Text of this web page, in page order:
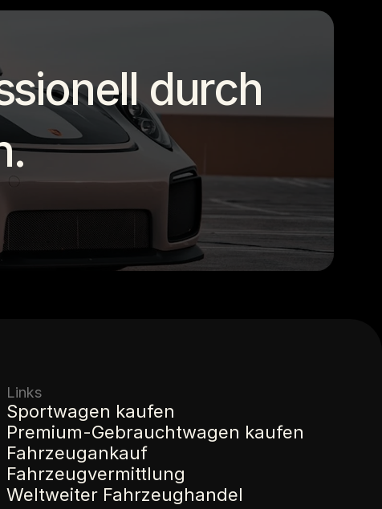
durch
Links
Sportwagen kaufen
Premium-Gebrauchtwagen kaufen
Fahrzeugankauf
Fahrzeugvermittlung
Weltweiter Fahrzeughandel